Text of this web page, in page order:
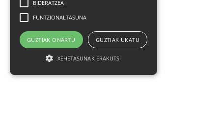
BIDERATZEA
FUNTZIONALTASUNA
GUZTIAK ONARTU GUZTIAK UKATU
XEHETASUNAK ERAKUTSI